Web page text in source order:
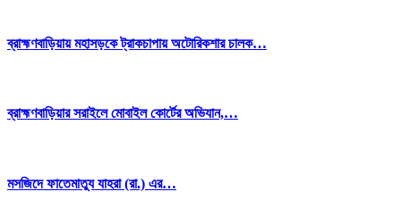
ব্রাহ্মণবাড়িয়ায় মহাসড়কে ট্রাকচাপায় অটোরিকশার চালক…
ব্রাহ্মণবাড়িয়ার সরাইলে মোবাইল কোর্টের অভিযান,…
মসজিদে ফাতেমাতুয যাহরা (রা.) এর…